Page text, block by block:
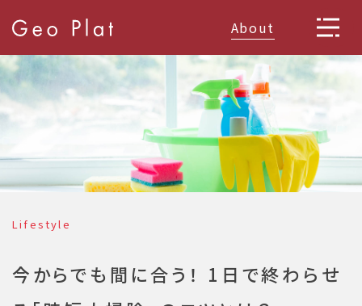
About
Lifestyle
今からでも間に合う！ 1日で終わらせ